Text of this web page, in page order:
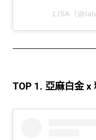
LISA（
TOP 1. 亞麻白金 x